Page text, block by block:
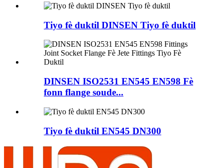
Tiyo fè duktil DINSEN Tiyo fè duktil
DINSEN ISO2531 EN545 EN598 Fè
fonn flange soude...
Tiyo fè duktil EN545 DN300